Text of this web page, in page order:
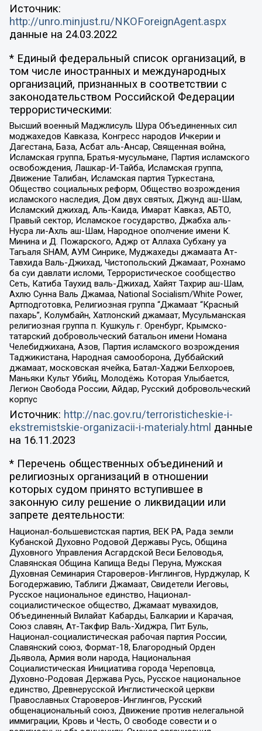
Источник:
http://unro.minjust.ru/NKOForeignAgent.aspx
данные на 24.03.2022
* Единый федеральный список организаций, в
том числе иностранных и международных
организаций, признанных в соответствии с
законодательством Российской Федерации
террористическими:
Высший военный Маджлисуль Шура Объединенных сил
моджахедов Кавказа, Конгресс народов Ичкерии и
Дагестана, База, Асбат аль-Ансар, Священная война,
Исламская группа, Братья-мусульмане, Партия исламского
освобождения, Лашкар-И-Тайба, Исламская группа,
Движение Талибан, Исламская партия Туркестана,
Общество социальных реформ, Общество возрождения
исламского наследия, Дом двух святых, Джунд аш-Шам,
Исламский джихад, Аль-Каида, Имарат Кавказ, АБТО,
Правый сектор, Исламское государство, Джабха аль-
Нусра ли-Ахль аш-Шам, Народное ополчение имени К.
Минина и Д. Пожарского, Аджр от Аллаха Субхану уа
Тагьаля SHAM, АУМ Синрике, Муджахеды джамаата Ат-
Тавхида Валь-Джихад, Чистопольский Джамаат, Рохнамо
ба суи давлати исломи, Террористическое сообщество
Сеть, Катиба Таухид валь-Джихад, Хайят Тахрир аш-Шам,
Ахлю Сунна Валь Джамаа, National Socialism/White Power,
Артподготовка, Религиозная группа “Джамаат “Красный
пахарь”, Колумбайн, Хатлонский джамаат, Мусульманская
религиозная группа п. Кушкуль г. Оренбург, Крымско-
татарский добровольческий батальон имени Номана
Челебиджихана, Азов, Партия исламского возрождения
Таджикистана, Народная самооборона, Дуббайский
джамаат, московская ячейка, Батал-Хаджи Белхороев,
Маньяки Культ Убийц, Молодёжь Которая Улыбается,
Легион Свобода России, Айдар, Русский добровольческий
корпус
Источник: http://nac.gov.ru/terroristicheskie-i-
ekstremistskie-organizacii-i-materialy.html данные
на 16.11.2023
* Перечень общественных объединений и
религиозных организаций в отношении
которых судом принято вступившее в
законную силу решение о ликвидации или
запрете деятельности:
Национал-большевистская партия, ВЕК РА, Рада земли
Кубанской Духовно Родовой Державы Русь, Община
Духовного Управления Асгардской Веси Беловодья,
Славянская Община Капища Веды Перуна, Мужская
Духовная Семинария Староверов-Инглингов, Нурджулар, К
Богодержавию, Таблиги Джамаат, Свидетели Иеговы,
Русское национальное единство, Национал-
социалистическое общество, Джамаат мувахидов,
Объединенный Вилайат Кабарды, Балкарии и Карачая,
Союз славян, Ат-Такфир Валь-Хиджра, Пит Буль,
Национал-социалистическая рабочая партия России,
Славянский союз, Формат-18, Благородный Орден
Дьявола, Армия воли народа, Национальная
Социалистическая Инициатива города Череповца,
Духовно-Родовая Держава Русь, Русское национальное
единство, Древнерусской Инглистической церкви
Православных Староверов-Инглингов, Русский
общенациональный союз, Движение против нелегальной
иммиграции, Кровь и Честь, О свободе совести и о